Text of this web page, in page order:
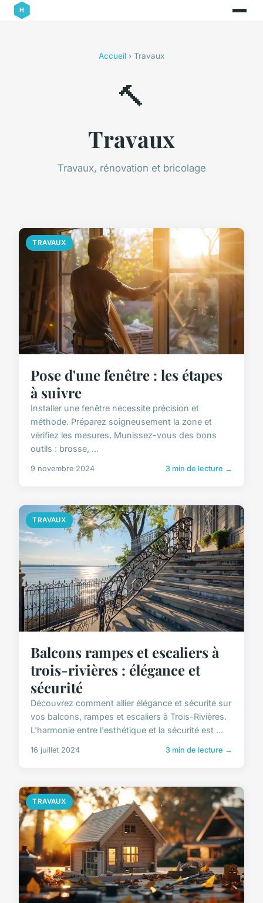
Accueil › Travaux
🔨
Travaux
Travaux, rénovation et bricolage
TRAVAUX
Pose d'une fenêtre : les étapes
à suivre
Installer une fenêtre nécessite précision et
méthode. Préparez soigneusement la zone et
vérifiez les mesures. Munissez-vous des bons
outils : brosse, ...
9 novembre 2024 3 min de lecture →
TRAVAUX
Balcons rampes et escaliers à
trois-rivières : élégance et
sécurité
Découvrez comment allier élégance et sécurité sur
vos balcons, rampes et escaliers à Trois-Rivières.
L'harmonie entre l'esthétique et la sécurité est ...
16 juillet 2024 3 min de lecture →
TRAVAUX